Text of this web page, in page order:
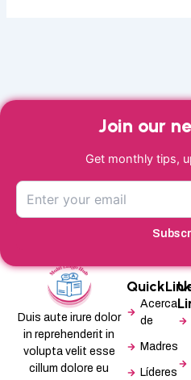
Join our
Get monthly tips,
Duis aute irure dolor
in reprehenderit in
volupta velit esse
cillum dolore eu
Acerca
de
Madres
Líderes